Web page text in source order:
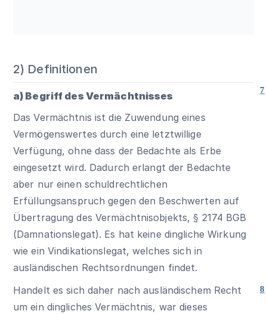
2) Definitionen
7
a) Begriff des Vermächtnisses
Das Vermächtnis ist die Zuwendung eines
Vermögenswertes durch eine letztwillige
Verfügung, ohne dass der Bedachte als Erbe
eingesetzt wird. Dadurch erlangt der Bedachte
aber nur einen schuldrechtlichen
Erfüllungsanspruch gegen den Beschwerten auf
Übertragung des Vermächtnisobjekts,§ 2174 BGB
(Damnationslegat). Es hat keine dingliche Wirkung
wie ein Vindikationslegat, welches sich in
ausländischen Rechtsordnungen findet.
8
Handelt es sich daher nach ausländischem Recht
um ein dingliches Vermächtnis, war dieses